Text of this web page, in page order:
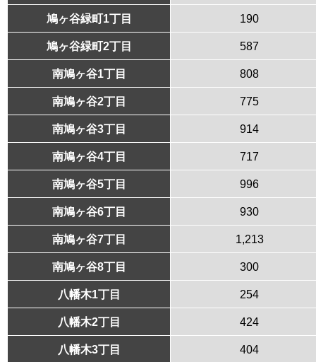
鳩ヶ谷緑町1丁目 190
鳩ヶ谷緑町2丁目 587
南鳩ヶ谷1丁目 808
南鳩ヶ谷2丁目 775
南鳩ヶ谷3丁目 914
南鳩ヶ谷4丁目 717
南鳩ヶ谷5丁目 996
南鳩ヶ谷6丁目 930
南鳩ヶ谷7丁目 1,213
南鳩ヶ谷8丁目 300
八幡木1丁目 254
八幡木2丁目 424
八幡木3丁目 404